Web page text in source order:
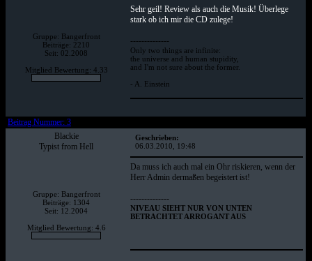
Gruppe: Bangerfront
Beiträge: 2210
Seit: 02.2008
Mitglied Bewertung: 4.33
Sehr geil! Review als auch die Musik! Überlege
stark ob ich mir die CD zulege!
--------------
Only two things are infinite:
the universe and human stupidity,
and I'm not sure about the former.
- A. Einstein
Beitrag Nummer: 3
Blackie
Typist from Hell
Gruppe: Bangerfront
Beiträge: 1304
Seit: 12.2004
Mitglied Bewertung: 4.6
Geschrieben:
06.03.2010, 19:48
Da muss ich auch mal ein Ohr riskieren, wenn der
Herr Admin dermaßen begeistert ist!
--------------
NIVEAU SIEHT NUR VON UNTEN
BETRACHTET ARROGANT AUS